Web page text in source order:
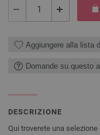
Aggiungere alla lista
Domande su questo
DESCRIZIONE
Qui troverete una